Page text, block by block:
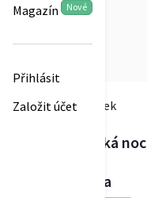
Magazín Nové
Přihlásit
Založit účet
Milan Nedvídek
2012 Benátská noc
Fototechnika